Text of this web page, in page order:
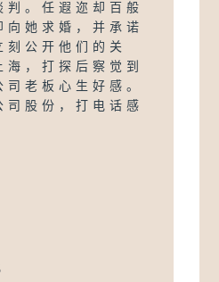
判。任遐迩却百般
向她求婚，并承诺
刻公开他们的关
海，打探后察觉到
老板心生好感。
司股份，打电话感